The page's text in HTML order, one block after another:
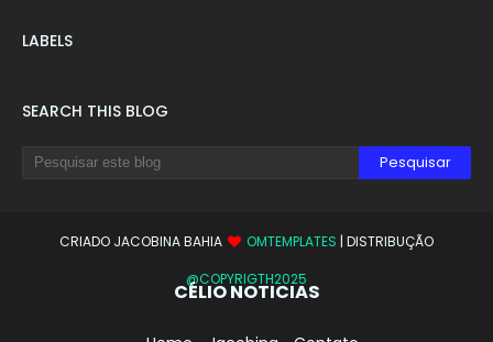
LABELS
SEARCH THIS BLOG
CRIADO JACOBINA BAHIA OMTEMPLATES | DISTRIBUÇÃO
@COPYRIGTH2025
CÉLIO NOTICIAS